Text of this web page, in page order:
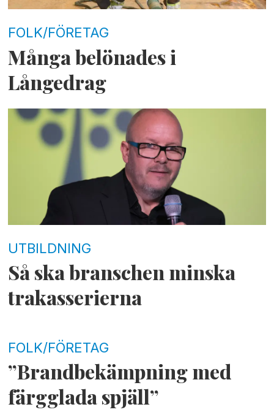
FOLK/FÖRETAG
Många belönades i
Långedrag
UTBILDNING
Så ska branschen minska
trakasserierna
FOLK/FÖRETAG
”Brandbekämpning med
färgglada spjäll”